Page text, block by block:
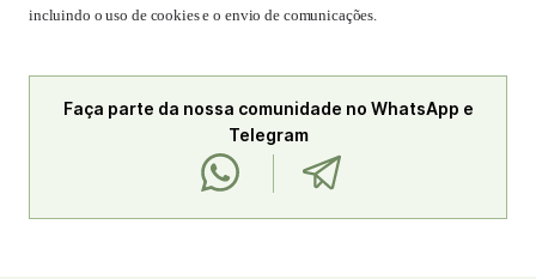
incluindo o uso de cookies e o envio de comunicações.
Faça parte da nossa comunidade no WhatsApp e
Telegram